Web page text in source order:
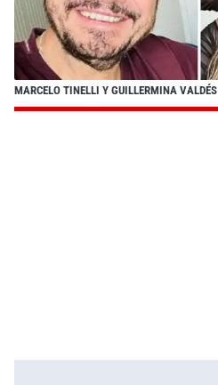
MARCELO TINELLI Y GUILLERMINA VALDÉS